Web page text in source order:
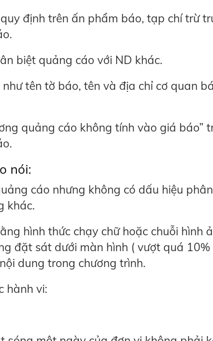
định trên ấn phẩm báo, tạp chí trừ
biệt quảng cáo với ND khác.
tên tờ báo, tên và địa chỉ cơ quan
quảng cáo không tính vào giá báo”
nói:
cáo nhưng không có dấu hiệu
khác.
hình thức chạy chữ hoặc chuỗi hình
đặt sát dưới màn hình ( vượt quá 10%
dung trong chương trình.
hành vi: